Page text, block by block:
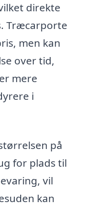
direkte
Træcarporte
men kan
over tid,
mere
i
på
for plads til
vil
kan